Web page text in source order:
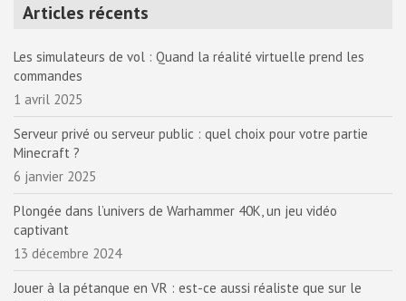
Articles récents
Les simulateurs de vol : Quand la réalité virtuelle prend les
commandes
1 avril 2025
Serveur privé ou serveur public : quel choix pour votre partie
Minecraft ?
6 janvier 2025
Plongée dans l’univers de Warhammer 40K, un jeu vidéo
captivant
13 décembre 2024
Jouer à la pétanque en VR : est-ce aussi réaliste que sur le